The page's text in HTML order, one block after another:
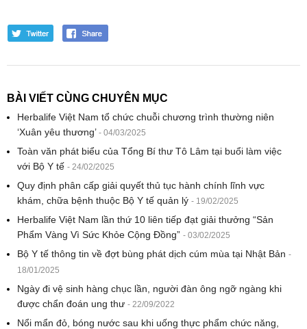
BÀI VIẾT CÙNG CHUYÊN MỤC
Herbalife Việt Nam tổ chức chuỗi chương trình thường niên
‘Xuân yêu thương’ - 04/03/2025
Toàn văn phát biểu của Tổng Bí thư Tô Lâm tại buổi làm việc
với Bộ Y tế - 24/02/2025
Quy định phân cấp giải quyết thủ tục hành chính lĩnh vực
khám, chữa bệnh thuộc Bộ Y tế quản lý - 19/02/2025
Herbalife Việt Nam lần thứ 10 liên tiếp đạt giải thưởng “Sản
Phẩm Vàng Vì Sức Khỏe Cộng Đồng” - 03/02/2025
Bộ Y tế thông tin về đợt bùng phát dịch cúm mùa tại Nhật Bản -
18/01/2025
Ngày đi vệ sinh hàng chục lần, người đàn ông ngỡ ngàng khi
được chẩn đoán ung thư - 22/09/2022
Nổi mẩn đỏ, bóng nước sau khi uống thực phẩm chức năng,